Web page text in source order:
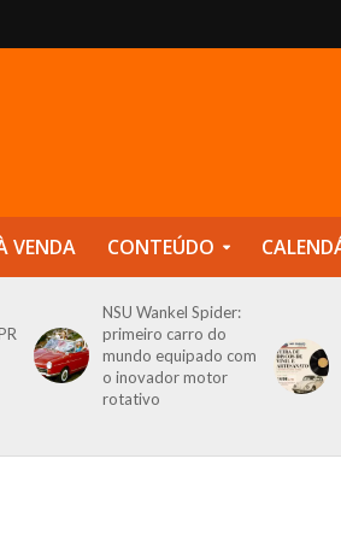
VENDA CONTEÚDO
NSU Wankel Spider:
primeiro carro do
mundo equipado com
o inovador motor
rotativo